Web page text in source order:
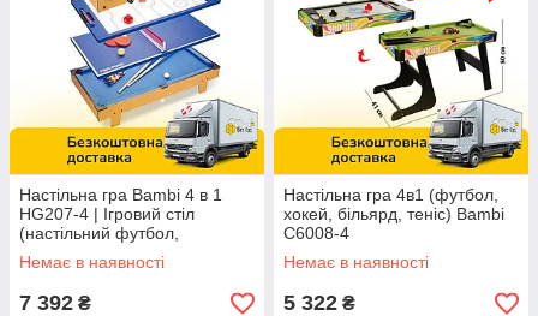
Настільна гра Bambi 4 в 1
HG207-4 | Ігровий стіл
(настільний футбол,
аерохокей, настільний теніс,
більярд)
Немає в наявності
7 392 ₴
Настільна гра 4в1 (футбол,
хокей, більярд, теніс) Bambi
C6008-4
Немає в наявності
5 322 ₴